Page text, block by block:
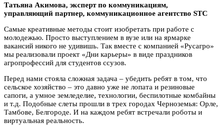
Татьяна Акимова, эксперт по коммуникациям,
управляющий партнер, коммуникационное агентство STC
Самые креативные методы стоит изобретать при работе с
молодежью. Просто выступлением в вузе или на ярмарке
вакансий никого не удивишь. Так вместе с компанией «Русагро»
мы реализовали проект «Дни карьеры» в виде праздников
агропрофессий для студентов ссузов.
Перед нами стояла сложная задача – убедить ребят в том, что
сельское хозяйство – это давно уже не лопата и резиновые
сапоги, а умное земледелие, технологии, беспилотные комбайны
и т.д. Подобные слеты прошли в трех городах Черноземья: Орле,
Тамбове, Белгороде. И на каждом ребят встречали роботы и
виртуальная реальность.